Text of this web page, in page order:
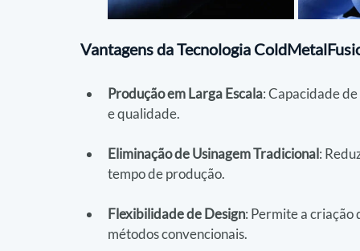
Vantagens da Tecnologia
Produção em Larga Escala: Capacidade
e qualidade.
Eliminação de Usinagem Tradicional:
tempo de produção.
Flexibilidade de Design: Permite a criação
métodos convencionais.